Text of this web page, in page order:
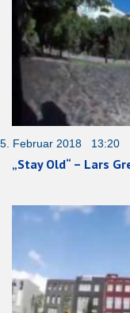
5. Februar 2018 13:20
„Stay Old“ – Lars